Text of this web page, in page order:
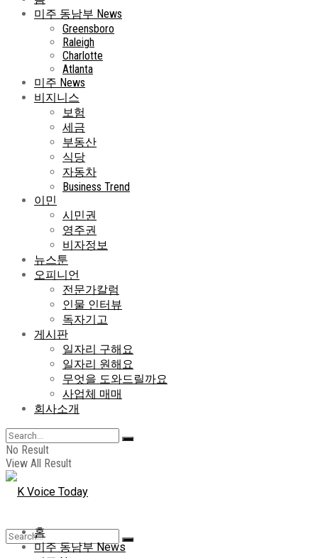
미주 동남부 News
Greensboro
Raleigh
Charlotte
Atlanta
미주 News
비지니스
보험
세금
부동산
식당
자동차
Business Trend
이민
시민권
영주권
비자정보
뉴스툰
오피니언
전문가칼럼
인물 인터뷰
독자기고
게시판
일자리 구해요
일자리 원해요
무엇을 도와드릴까요
사업체 매매
회사소개
No Result
View All Result
홈
미주 동남부 News